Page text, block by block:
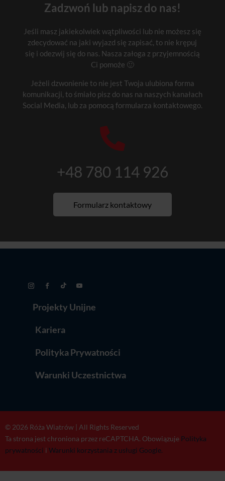
Zadzwoń lub napisz do nas!
Jeśli masz jakiekolwiek wątpliwości lub nie możesz się
zdecydować na jaki wyjazd się zapisać, to nie krępuj
się i odezwij się do nas. Nasza załoga z przyjemnością
Ci pomoże 🙂
Jeżeli dzwonienie to nie jest Twoja ulubiona forma
komunikacji, to śmiało pisz do nas na naszych kanałach
Social Media, lub za pomocą formularza kontaktowego.

+48 780 114 926
Formularz kontaktowy
Projekty Unijne
Kariera
Polityka Prywatności
Warunki Uczestnictwa
© 2026 Róża Wiatrów | All Rights Reserved
Ta strona jest chroniona przez reCAPTCHA. Obowiązuje Polityka
prywatności i Warunki korzystania z usługi Google.